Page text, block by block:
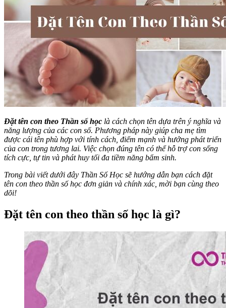
Đặt tên con theo Thần số học là cách chọn tên dựa trên ý nghĩa và
năng lượng của các con số. Phương pháp này giúp cha mẹ tìm
được cái tên phù hợp với tính cách, điểm mạnh và hướng phát triển
của con trong tương lai. Việc chọn đúng tên có thể hỗ trợ con sống
tích cực, tự tin và phát huy tối đa tiềm năng bẩm sinh.
Trong bài viết dưới đây Thần Số Học sẽ hướng dẫn bạn cách đặt
tên con theo thần số học đơn giản và chính xác, mời bạn cùng theo
dõi!
Đặt tên con theo thần số học là gì?